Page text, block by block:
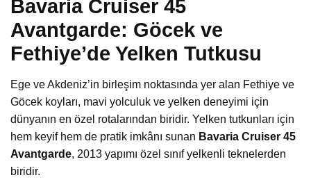
Bavaria Cruiser 45
Avantgarde: Göcek ve
Fethiye’de Yelken Tutkusu
Ege ve Akdeniz’in birleşim noktasında yer alan Fethiye ve
Göcek koyları, mavi yolculuk ve yelken deneyimi için
dünyanın en özel rotalarından biridir. Yelken tutkunları için
hem keyif hem de pratik imkânı sunan Bavaria Cruiser 45
Avantgarde, 2013 yapımı özel sınıf yelkenli teknelerden
biridir.